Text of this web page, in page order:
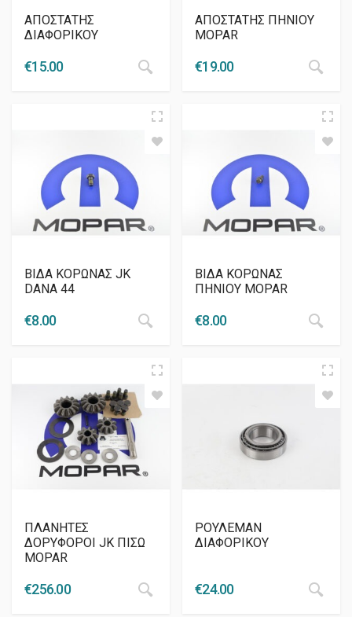
ΑΠΟΣΤΑΤΗΣ
ΔΙΑΦΟΡΙΚΟΥ
€15.00
ΑΠΟΣΤΑΤΗΣ ΠΗΝΙΟΥ
MOPAR
€19.00
ΒΙΔΑ ΚΟΡΩΝΑΣ JK
DANA 44
€8.00
ΒΙΔΑ ΚΟΡΩΝΑΣ
ΠΗΝΙΟΥ MOPAR
€8.00
ΠΛΑΝΗΤΕΣ
ΔΟΡΥΦΟΡΟΙ JK ΠΙΣΩ
MOPAR
€256.00
ΡΟΥΛΕΜΑΝ
ΔΙΑΦΟΡΙΚΟΥ
€24.00